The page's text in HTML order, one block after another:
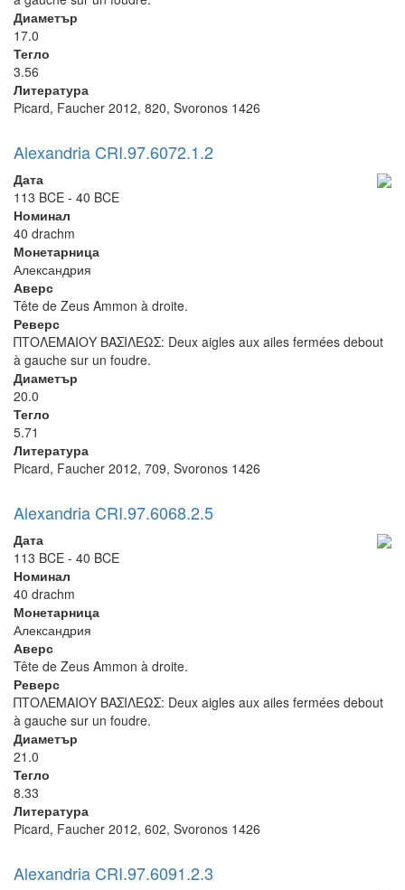
Диаметър
17.0
Тегло
3.56
Литература
Picard, Faucher 2012, 820, Svoronos 1426
Alexandria CRI.97.6072.1.2
Дата
113 BCE - 40 BCE
Номинал
40 drachm
Монетарница
Александрия
Аверс
Tête de Zeus Ammon à droite.
Реверс
ΠΤΟΛΕΜΑΙΟΥ ΒΑΣΙΛΕΩΣ: Deux aigles aux ailes fermées debout
à gauche sur un foudre.
Диаметър
20.0
Тегло
5.71
Литература
Picard, Faucher 2012, 709, Svoronos 1426
Alexandria CRI.97.6068.2.5
Дата
113 BCE - 40 BCE
Номинал
40 drachm
Монетарница
Александрия
Аверс
Tête de Zeus Ammon à droite.
Реверс
ΠΤΟΛΕΜΑΙΟΥ ΒΑΣΙΛΕΩΣ: Deux aigles aux ailes fermées debout
à gauche sur un foudre.
Диаметър
21.0
Тегло
8.33
Литература
Picard, Faucher 2012, 602, Svoronos 1426
Alexandria CRI.97.6091.2.3